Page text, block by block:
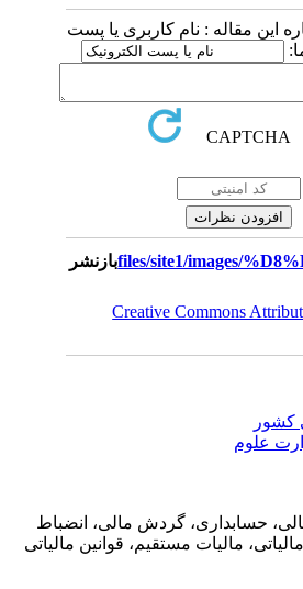
این مقاله : نام کاربری یا پست
بازنشر
Creative Commons
علوم
حسابداری، گردش مالی، انضباط
ماليات مستقيم، قوانين مالياتی